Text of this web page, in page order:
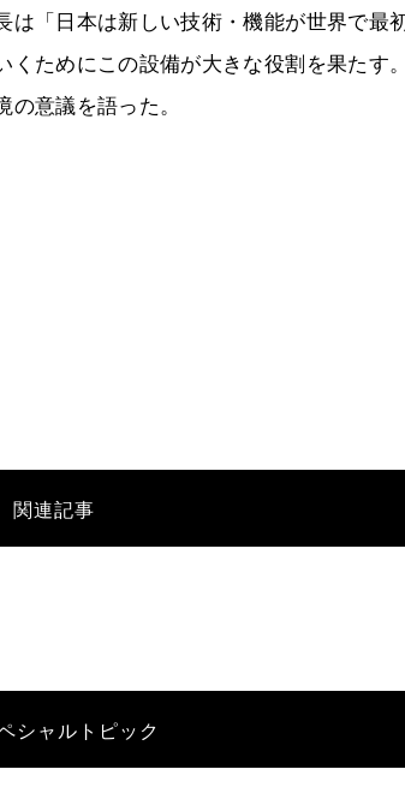
は「日本は新しい技術・機能が世界で最
くためにこの設備が大きな役割を果たす
意議を語った。
関連記事
シャルトピック